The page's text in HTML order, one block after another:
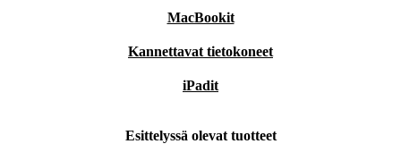
MacBookit
Kannettavat tietokoneet
iPadit
Esittelyssä olevat tuotteet